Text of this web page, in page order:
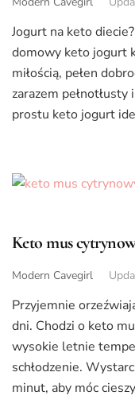
Jogurt na keto
domowy keto jogurt
miłością, pełen
zarazem
prostu keto jogurt
Keto mus
Modern Cavegirl
Przyjemnie
dni. Chodzi o keto
wysokie letnie
schłodzenie.
minut, aby móc